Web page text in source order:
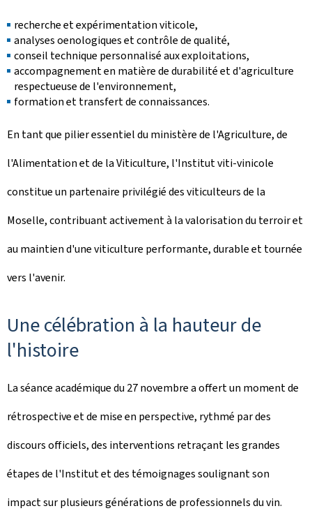
recherche et expérimentation viticole,
analyses oenologiques et contrôle de qualité,
conseil technique personnalisé aux exploitations,
accompagnement en matière de durabilité et d'agriculture
respectueuse de l'environnement,
formation et transfert de connaissances.
En tant que pilier essentiel du ministère de l'Agriculture, de
l'Alimentation et de la Viticulture, l'Institut viti-vinicole
constitue un partenaire privilégié des viticulteurs de la
Moselle, contribuant activement à la valorisation du terroir et
au maintien d'une viticulture performante, durable et tournée
vers l'avenir.
Une célébration à la hauteur de
l'histoire
La séance académique du 27 novembre a offert un moment de
rétrospective et de mise en perspective, rythmé par des
discours officiels, des interventions retraçant les grandes
étapes de l'Institut et des témoignages soulignant son
impact sur plusieurs générations de professionnels du vin.